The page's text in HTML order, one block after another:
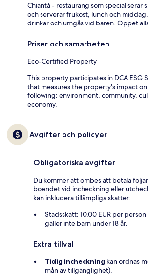
Chiantà - restaurang som specialiserar
och serverar frukost, lunch och
drinkar och umgås vid baren. Öppet
Priser och samarbeten
Eco-Certified Property
This property participates in DCA ESG
that measures the property's impact
following: environment, community,
economy.
Avgifter och policyer
Obligatoriska avgifter
Du kommer att ombes att betala
boendet vid incheckning eller
kan inkludera tillämpliga skatter:
Stadsskatt: 10.00 EUR per
gäller inte barn under 18 år.
Extra tillval
Tidig incheckning kan ordnas
mån av tillgänglighet).